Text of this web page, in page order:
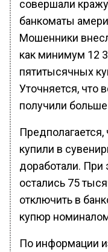
совершали
банкоматы
Мошенники
как минимум 12
пятитысячных
Уточняется, что
получили
купили в
доработали.
остались 75
отключить в
купюр
По информации